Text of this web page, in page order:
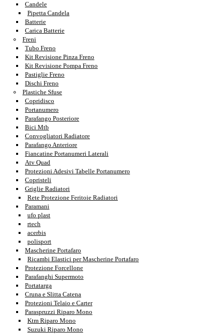
Candele
Pipetta Candela
Batterie
Carica Batterie
Freni
Tubo Freno
Kit Revisione Pinza Freno
Kit Revisione Pompa Freno
Pastiglie Freno
Dischi Freno
Plastiche Sfuse
Copridisco
Portanumero
Parafango Posteriore
Bici Mtb
Convogliatori Radiatore
Parafango Anteriore
Fiancatine Portanumeri Laterali
Atv Quad
Protezioni Adesivi Tabelle Portanumero
Copristeli
Griglie Radiatori
Rete Protezione Feritoie Radiatori
Paramani
ufo plast
rtech
acerbis
polisport
Mascherine Portafaro
Ricambi Elastici per Mascherine Portafaro
Protezione Forcellone
Parafanghi Supermoto
Portatarga
Cruna e Slitta Catena
Protezioni Telaio e Carter
Paraspruzzi Riparo Mono
Ktm Riparo Mono
Suzuki Riparo Mono